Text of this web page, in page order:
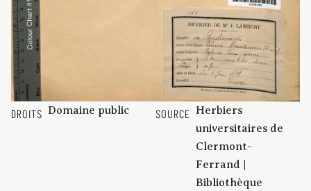
DROITS Domaine public SOURCE
Herbiers
universitaires de
Clermont-
Ferrand |
Bibliothèque